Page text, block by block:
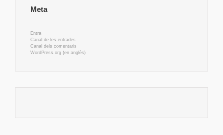
Meta
Entra
Canal de les entrades
Canal dels comentaris
WordPress.org (en anglès)